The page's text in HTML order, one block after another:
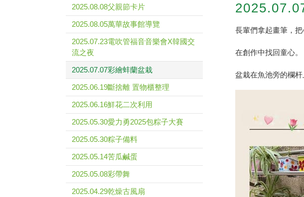
長輩們拿起畫筆，
在創作中找回童心。
盆栽在魚池旁的欄
2025.08.08父親節卡片
2025.08.05萬華故事館導覽
2025.07.23電吹管福音音樂會X韓國交
流之夜
2025.07.07彩繪蚌蘭盆栽
2025.06.19斷捨離 置物櫃整理
2025.06.16鮮花二次利用
2025.05.30愛力勇2025包粽子大賽
2025.05.30粽子備料
2025.05.14苦瓜鹹蛋
2025.05.08彩帶舞
2025.04.29乾燥古風扇